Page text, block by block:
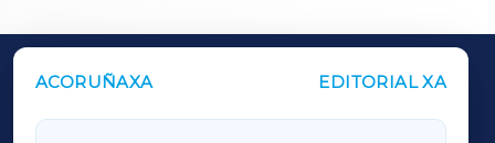
ACORUÑAXA EDITORIAL XA
OUTROS PERIÓDICOS